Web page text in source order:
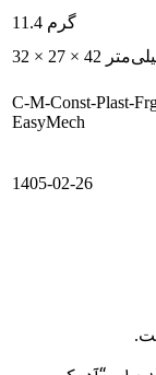
11.4 گرم
27 × 42 میلی‌متر
C-M-Const-Plast-
EasyMech
1405-02-26